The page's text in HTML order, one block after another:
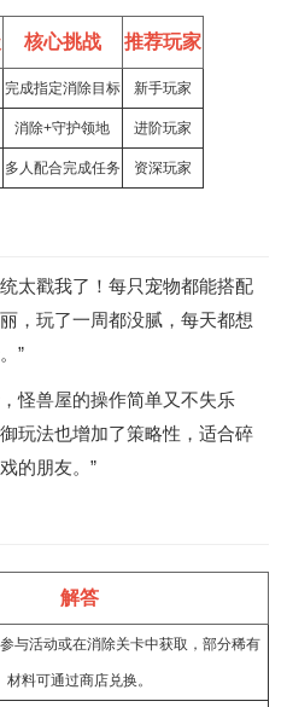
核心挑战 推荐玩家
完成指定消除目标 新手玩家
消除+守护领地 进阶玩家
多人配合完成任务 资深玩家
太戳我了！每只宠物都能搭配
，玩了一周都没腻，每天都想
”
怪兽屋的操作简单又不失乐
玩法也增加了策略性，适合碎
的朋友。”
解答
与活动或在消除关卡中获取，部分稀有
材料可通过商店兑换。